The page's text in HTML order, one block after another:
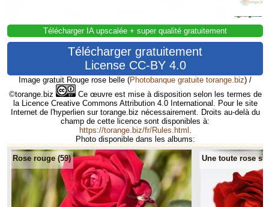
Télécharger IA upscalée + super qualité gratuitement
Télécharger gratuitement
License CC-BY 4.0
Image gratuit Rouge rose belle (Photobanque gratuite torange.biz) /
©torange.biz
Ce œuvre est mise à disposition selon les termes de
la Licence Creative Commons Attribution 4.0 International. Pour le site
Internet de l'hyperlien sur torange.biz nécessairement. Droits au-delà du
champ de cette licence sont disponibles à:
https://torange.biz/fr/Rules.html
Photo disponible dans les albums:
Rose rouge (59) Une toute rose